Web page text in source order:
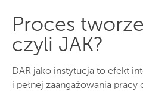
Proces
czyli JAK?
DAR jako instytucja to efekt
i pełnej zaangażowania pracy